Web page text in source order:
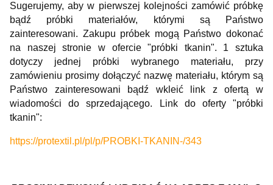
Sugerujemy, aby w pierwszej kolejności zamówić próbkę
bądź próbki materiałów, którymi są Państwo
zainteresowani. Zakupu próbek mogą Państwo dokonać
na naszej stronie w ofercie "próbki tkanin". 1 sztuka
dotyczy jednej próbki wybranego materiału, przy
zamówieniu prosimy dołączyć nazwę materiału, którym są
Państwo zainteresowani bądź wkleić link z ofertą w
wiadomości do sprzedającego. Link do oferty "próbki
tkanin":
https://protextil.pl/pl/p/PROBKI-TKANIN-/343